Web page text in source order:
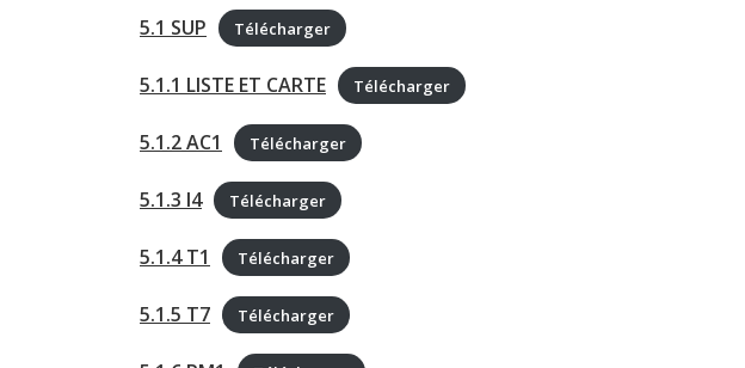
5.1 SUP Télécharger
5.1.1 LISTE ET CARTE Télécharger
5.1.2 AC1 Télécharger
5.1.3 I4 Télécharger
5.1.4 T1 Télécharger
5.1.5 T7 Télécharger